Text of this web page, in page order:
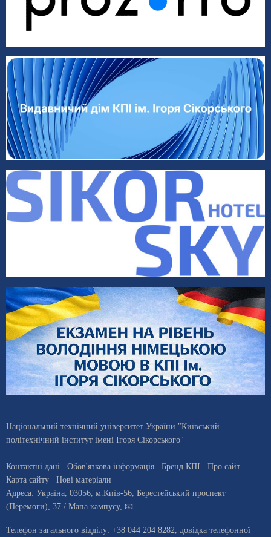
Національний технічний університет України "Київський
політехнічний інститут імені Ігоря Сікорського"
Контактні дані Обов'язкова інформація Бренд КПІ
Про сайт
Карта сайту
Нові матеріали
Адреса: Україна 03056 , м. Київ-56, Берестейський проспект
(Перемоги), 37 / Мапа кампусу, 📧
Телефон загального відділу: +38 044 204 8282 , довiдка телефонної